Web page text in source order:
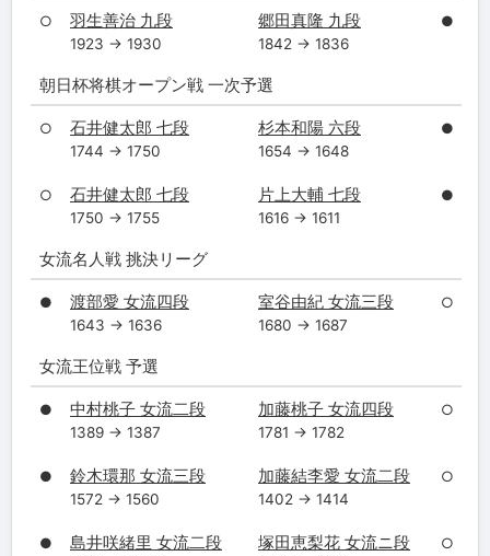
○ 羽生善治 九段
1923 → 1930
郷田真隆 九段
1842 → 1836
●
朝日杯将棋オープン戦 一次予選
○ 石井健太郎 七段
1744 → 1750
杉本和陽 六段
1654 → 1648
●
○ 石井健太郎 七段
1750 → 1755
片上大輔 七段
1616 → 1611
●
女流名人戦 挑決リーグ
● 渡部愛 女流四段
1643 → 1636
室谷由紀 女流三段
1680 → 1687
○
女流王位戦 予選
● 中村桃子 女流二段
1389 → 1387
加藤桃子 女流四段
1781 → 1782
○
● 鈴木環那 女流三段
1572 → 1560
加藤結李愛 女流二段
1402 → 1414
○
● 島井咲緒里 女流二段 塚田恵梨花 女流ニ段 ○